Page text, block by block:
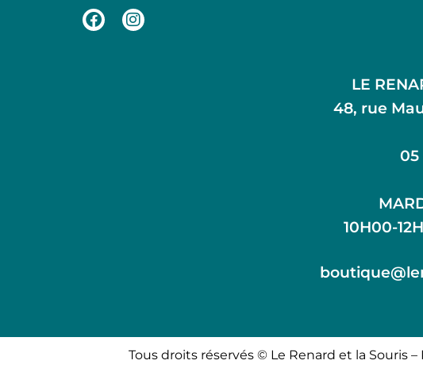
LE
48, rue
05
10H00-
Tous droits réservés © Le Renard et la Souris